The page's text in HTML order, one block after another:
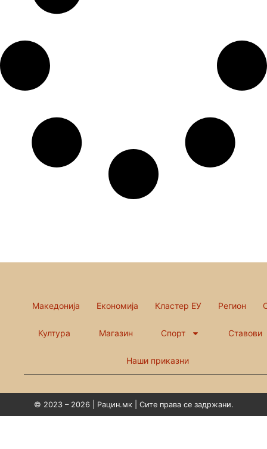
Македонија Економија Кластер ЕУ Регион
Култура Магазин Спорт Ставови
Наши приказни
© 2023 – 2026 | Рацин.мк | Сите права се задржани.